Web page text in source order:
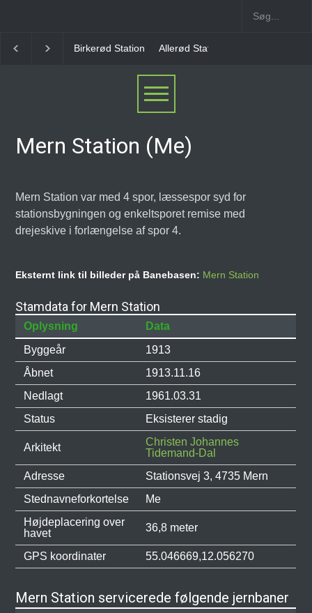
Allerød Station Favrholm Station
Mern Station (Me)
Mern Station var med 4 spor, læssespor syd for
stationsbygningen og enkeltsporet remise med
drejeskive i forlængelse af spor 4.
Eksternt link til billeder på Banebasen: Mern Station
Stamdata for Mern Station
Oplysning
Data
Byggeår
1913
Åbnet
1913.11.16
Nedlagt
1961.03.31
Status
Eksisterer stadig
Arkitekt
Christen Johannes
Tidemand-Dal
Adresse
Stationsvej 3, 4735 Mern
Stednavneforkortelse
Me
Højdeplacering over
havet
36,8 meter
GPS koordinater 55.046669,12.056270
Mern Station servicerede følgende jernbaner